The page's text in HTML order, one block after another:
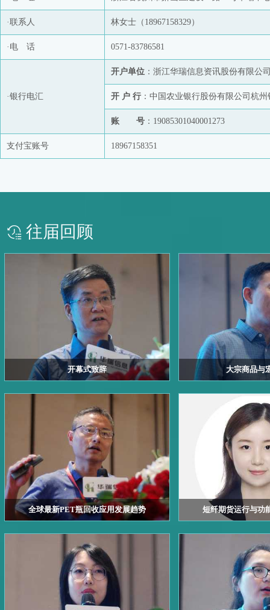
·联系人 林女士（18967158329）
·电 话 0571-83786581
·银行电汇
开户单位 ：浙江华瑞信息资讯股份有限公
开 户 行 ：中国农业银行股份有限公司杭
账 号 ：19085301040001273
支付宝账号 18967158351
往届回顾
开幕式致辞 大宗商品与
全球最新PET瓶回收应用发展趋势 短纤期货运行与功